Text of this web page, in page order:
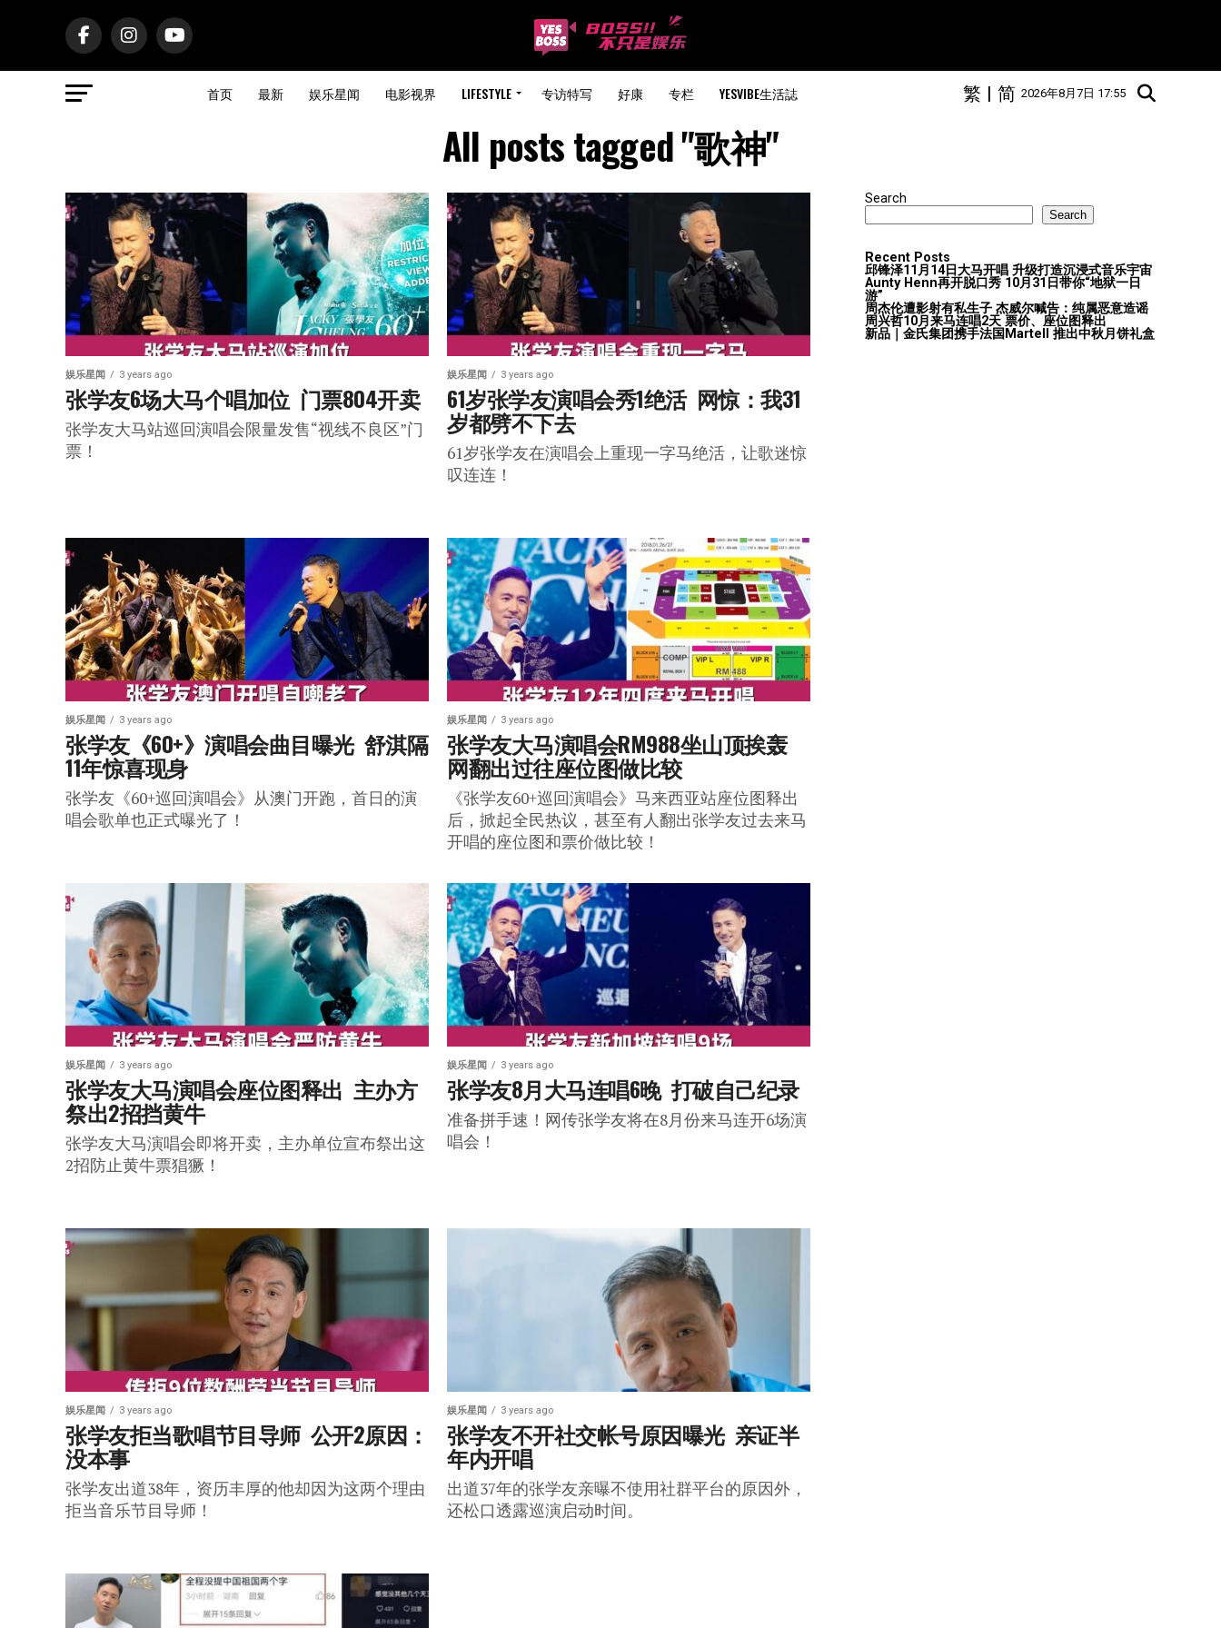
首页 最新 娱乐星闻 电影视界 LIFESTYLE 专访特写 好康 专栏 YESVIBE生活誌 2026年8月7日 17:55
简
|
繁
All posts tagged "歌神"
娱乐星闻 3 years ago
张学友6场大马个唱加位  门票804开卖
张学友大马站巡回演唱会限量发售“视线不良区”门
票！
娱乐星闻 3 years ago
61岁张学友演唱会秀1绝活  网惊：我31
岁都劈不下去
61岁张学友在演唱会上重现一字马绝活，让歌迷惊
叹连连！
娱乐星闻 3 years ago
张学友《60+》演唱会曲目曝光  舒淇隔
11年惊喜现身
张学友《60+巡回演唱会》从澳门开跑，首日的演
唱会歌单也正式曝光了！
娱乐星闻 3 years ago
张学友大马演唱会RM988坐山顶挨轰
网翻出过往座位图做比较
《张学友60+巡回演唱会》马来西亚站座位图释出
后，掀起全民热议，甚至有人翻出张学友过去来马
开唱的座位图和票价做比较！
娱乐星闻 3 years ago
张学友大马演唱会座位图释出  主办方
祭出2招挡黄牛
张学友大马演唱会即将开卖，主办单位宣布祭出这
2招防止黄牛票猖獗！
娱乐星闻 3 years ago
张学友8月大马连唱6晚  打破自己纪录
准备拼手速！网传张学友将在8月份来马连开6场演
唱会！
娱乐星闻 3 years ago
张学友拒当歌唱节目导师  公开2原因：
没本事
张学友出道38年，资历丰厚的他却因为这两个理由
拒当音乐节目导师！
娱乐星闻 3 years ago
张学友不开社交帐号原因曝光  亲证半
年内开唱
出道37年的张学友亲曝不使用社群平台的原因外，
还松口透露巡演启动时间。
Search
Search
Recent Posts
邱锋泽11月14日大马开唱 升级打造沉浸式音乐宇宙
Aunty Henn再开脱口秀 10月31日带你“地狱一日
游”
周杰伦遭影射有私生子 杰威尔喊告：纯属恶意造谣
周兴哲10月来马连唱2天 票价、座位图释出
新品｜金氏集团携手法国Martell 推出中秋月饼礼盒